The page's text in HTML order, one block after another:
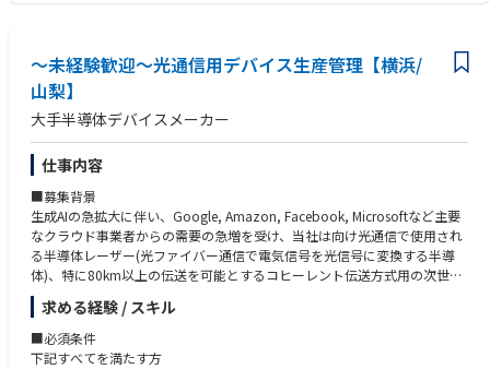
～未経験歓迎～光通信用デバイス生産管理【横浜/
山梨】
大手半導体デバイスメーカー
仕事内容
■募集背景
生成AIの急拡大に伴い、Google, Amazon, Facebook, Microsoftなど主要
なクラウド事業者からの需要の急増を受け、当社は向け光通信で使用され
る半導体レーザー(光ファイバー通信で電気信号を光信号に変換する半導
体)、特に80km以上の伝送を可能とするコヒーレント伝送方式用の次世代
の半導体レーザの製造能力を、23年度比で12倍に拡大する大規模な増産計
画を進めています。新工場建設や工程の一部外注化も視野に入れた投資を
実施してまいります。
求める経験 / スキル
■必須条件
下記すべてを満たす方